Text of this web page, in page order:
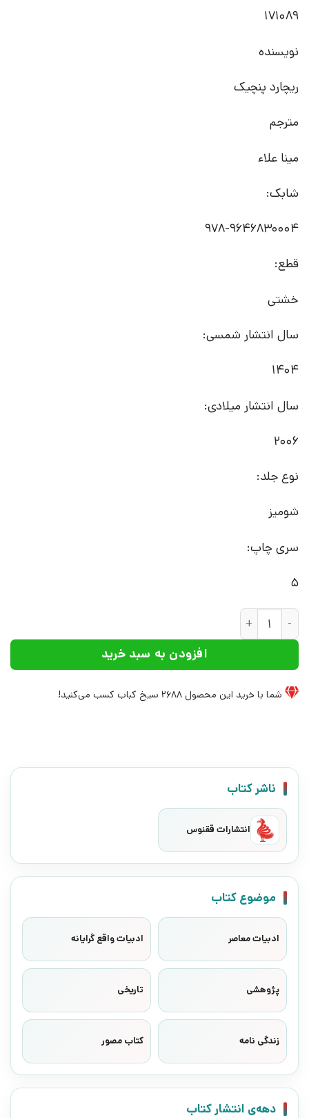
171089
نویسنده
ریچارد پنچیک
مترجم
مینا علاء
شابک:
978-9646830004
قطع:
خشتی
سال انتشار شمسی:
1404
سال انتشار میلادی:
2006
نوع جلد:
شومیز
سری چاپ:
5
کتاب علم و ماجراهای علمی (10 جلدی) | انتشارات ققنوس عدد
افزودن به سبد خرید
شما با خرید این محصول 2688 سیخ کباب کسب می‌کنید!
ناشر کتاب
انتشارات ققنوس
موضوع کتاب
ادبیات معاصر ادبیات واقع گرایانه
پژوهشی تاریخی
زندگی نامه کتاب مصور
دهه‌ی انتشار کتاب